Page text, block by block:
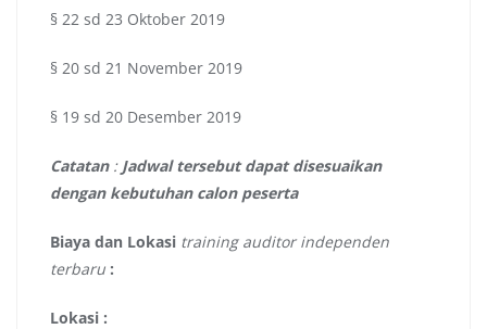
§ 22 sd 23 Oktober 2019
§ 20 sd 21 November 2019
§ 19 sd 20 Desember 2019
Catatan : Jadwal tersebut dapat disesuaikan
dengan kebutuhan calon peserta
Biaya dan Lokasi training auditor independen
terbaru :
Lokasi :